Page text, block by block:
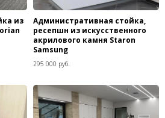
из
Административная стойка,
ресепшн из искусственного
акрилового камня Staron
Samsung
295 000 руб.